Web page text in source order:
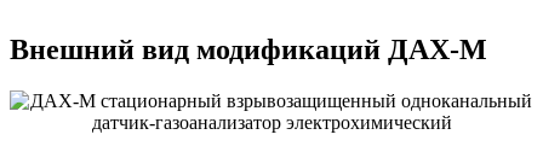
Внешний вид модификаций ДАХ-М